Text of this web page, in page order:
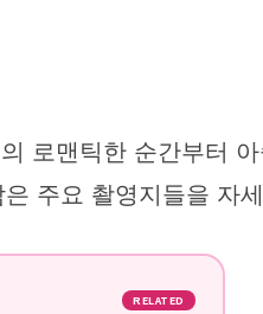
로맨틱한 순간부터
주요 촬영지들을 자
RELATED